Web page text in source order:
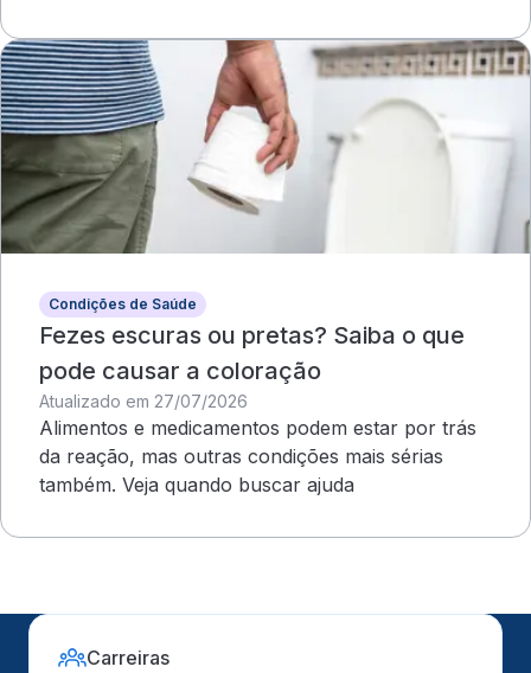
Condições de Saúde
Fezes escuras ou pretas? Saiba o que
pode causar a coloração
Atualizado em 27/07/2026
Alimentos e medicamentos podem estar por trás
da reação, mas outras condições mais sérias
também. Veja quando buscar ajuda
Carreiras